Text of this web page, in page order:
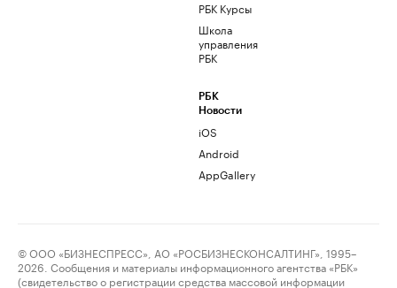
РБК Курсы
Школа
управления
РБК
РБК
Новости
iOS
Android
AppGallery
© ООО «БИЗНЕСПРЕСС», АО «РОСБИЗНЕСКОНСАЛТИНГ», 1995–
2026. Сообщения и материалы информационного агентства «РБК»
(свидетельство о регистрации средства массовой информации